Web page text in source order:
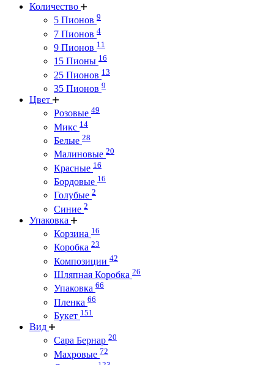
Количество
5 Пионов 9
7 Пионов 4
9 Пионов 11
15 Пионы 16
25 Пионов 13
35 Пионов 9
Цвет
Розовые 49
Микс 14
Белые 28
Малиновые 20
Красные 16
Бордовые 16
Голубые 2
Синие 2
Упаковка
Корзина 16
Коробка 23
Композиции 42
Шляпная Коробка 26
Упаковка 66
Пленка 66
Букет 151
Вид
Сара Бернар 20
Махровые 72